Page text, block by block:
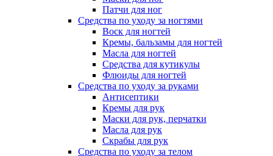
Патчи для ног
Средства по уходу за ногтями
Воск для ногтей
Кремы, бальзамы для ногтей
Масла для ногтей
Средства для кутикулы
Флюиды для ногтей
Средства по уходу за руками
Антисептики
Кремы для рук
Маски для рук, перчатки
Масла для рук
Скрабы для рук
Средства по уходу за телом